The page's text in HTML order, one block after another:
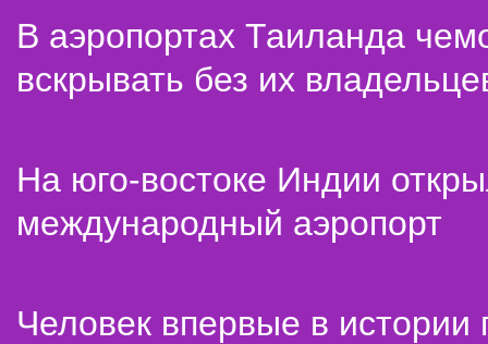
В аэропортах Таиланда
вскрывать без их
На юго-востоке Индии
международный аэропорт
Человек впервые в истории